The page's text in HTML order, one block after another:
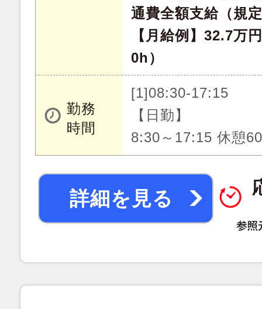
通費全額支給（規
【月給例】32.7万
0h）
勤務
時間
[1]08:30-17:15
【日勤】
8:30～17:15 休憩
詳細を見る